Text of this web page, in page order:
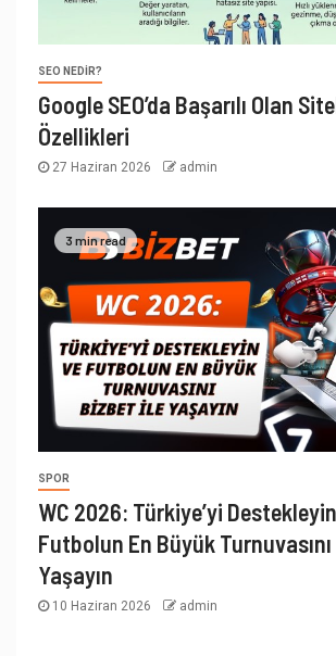
SEO NEDIR?
Google SEO’da Başarılı Olan
Özellikleri
27 Haziran 2026 admin
3 min read
SPOR
WC 2026: Türkiye’yi
Futbolun En Büyük
Yaşayın
10 Haziran 2026 admin